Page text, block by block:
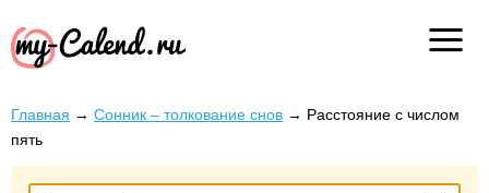
Главная → Сонник – толкование снов → Расстояние с числом
пять